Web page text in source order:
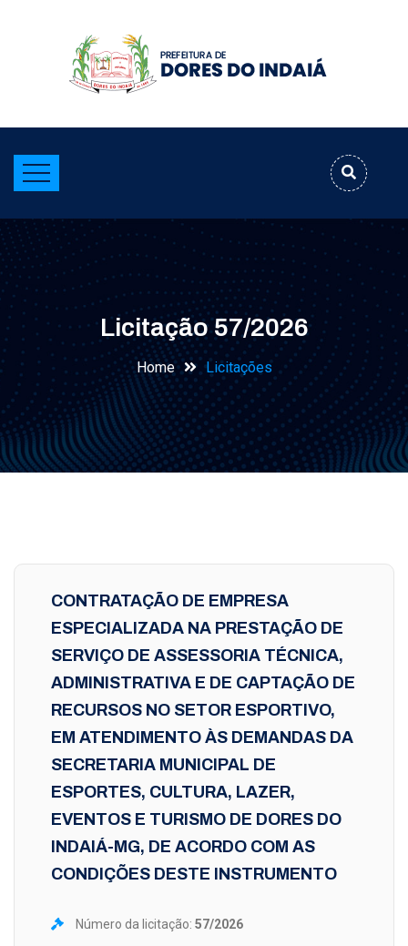
Licitação 57/2026
Home Licitações
CONTRATAÇÃO DE EMPRESA
ESPECIALIZADA NA PRESTAÇÃO DE
SERVIÇO DE ASSESSORIA TÉCNICA,
ADMINISTRATIVA E DE CAPTAÇÃO DE
RECURSOS NO SETOR ESPORTIVO,
EM ATENDIMENTO ÀS DEMANDAS DA
SECRETARIA MUNICIPAL DE
ESPORTES, CULTURA, LAZER,
EVENTOS E TURISMO DE DORES DO
INDAIÁ-MG, DE ACORDO COM AS
CONDIÇÕES DESTE INSTRUMENTO
Número da licitação: 57/2026